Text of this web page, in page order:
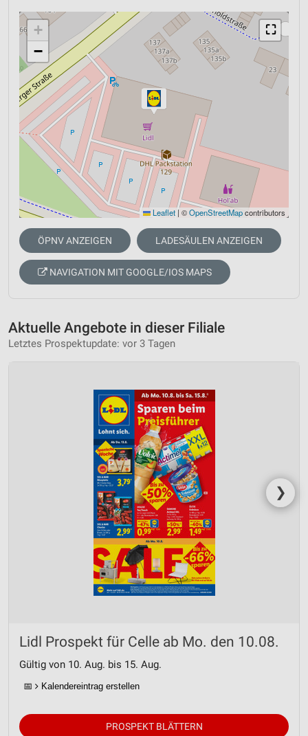
⛶
+
−
Leaflet | ©OpenStreetMapcontributors
ÖPNV ANZEIGEN LADESÄULEN ANZEIGEN
NAVIGATION MIT GOOGLE/IOS MAPS
Aktuelle Angebote in dieser Filiale
Letztes Prospektupdate: vor 3 Tagen
❯
Lidl Prospekt für Celle ab Mo. den 10.08.
Gültig von 10. Aug. bis 15. Aug.
📅 Kalendereintrag erstellen
PROSPEKT BLÄTTERN